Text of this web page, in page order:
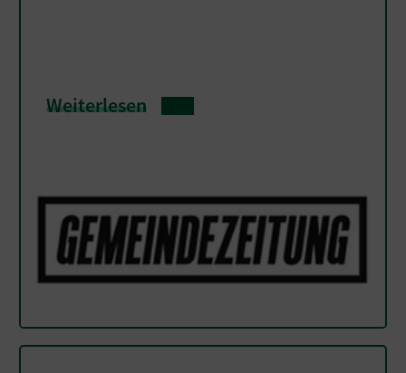
Weiterlesen